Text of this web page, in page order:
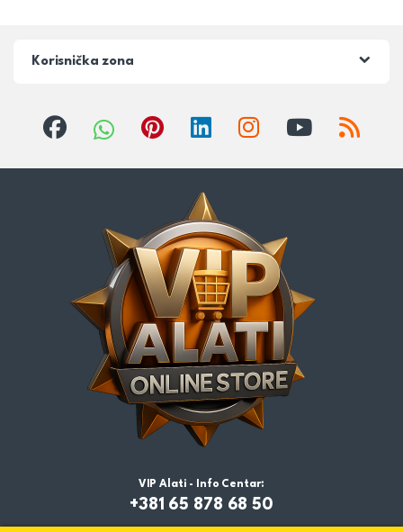
Korisnička zona
VIP Alati - Info Centar:
+381 65 878 68 50